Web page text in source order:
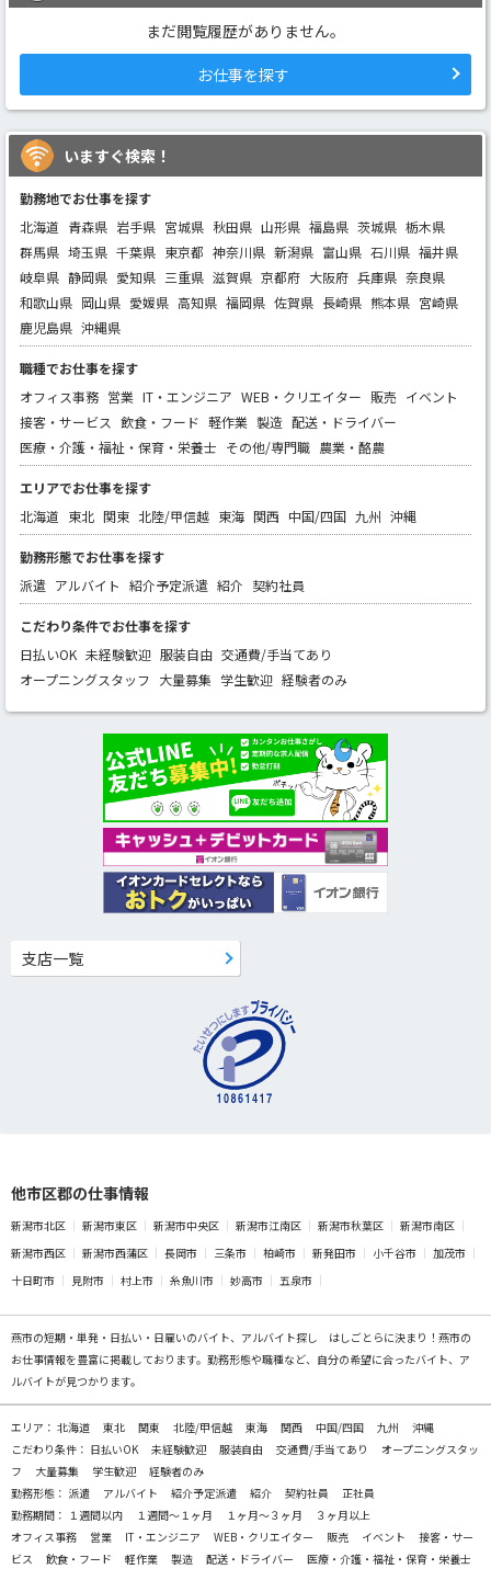
まだ閲覧履歴がありません。
お仕事を探す
いますぐ検索！
勤務地でお仕事を探す
北海道 青森県 岩手県 宮城県 秋田県 山形県 福島県 茨城県 栃木県
群馬県 埼玉県 千葉県 東京都 神奈川県 新潟県 富山県 石川県 福井県
岐阜県 静岡県 愛知県 三重県 滋賀県 京都府 大阪府 兵庫県 奈良県
和歌山県 岡山県 愛媛県 高知県 福岡県 佐賀県 長崎県 熊本県 宮崎県
鹿児島県 沖縄県
職種でお仕事を探す
オフィス事務 営業 IT・エンジニア WEB・クリエイター 販売 イベント
接客・サービス 飲食・フード 軽作業 製造 配送・ドライバー
医療・介護・福祉・保育・栄養士 その他/専門職 農業・酪農
エリアでお仕事を探す
北海道 東北 関東 北陸/甲信越 東海 関西 中国/四国 九州 沖縄
勤務形態でお仕事を探す
派遣 アルバイト 紹介予定派遣 紹介 契約社員
こだわり条件でお仕事を探す
日払いOK 未経験歓迎 服装自由 交通費/手当てあり
オープニングスタッフ 大量募集 学生歓迎 経験者のみ
支店一覧
他市区郡の仕事情報
新潟市北区 新潟市東区 新潟市中央区 新潟市江南区 新潟市秋葉区
新潟市南区
新潟市西区
新潟市西蒲区 長岡市 三条市 柏崎市 新発田市 小千谷市
加茂市
十日町市
見附市 村上市 糸魚川市 妙高市 五泉市
燕市の短期・単発・日払い・日雇いのバイト、アルバイト探し
はしごとらに決まり！燕市の
お仕事情報を豊富に掲載しております。勤務形態や職種など、自分の希望に合ったバイト、ア
ルバイトが見つかります。
エリア： 北海道 東北 関東 北陸/甲信越 東海 関西 中国/四国 九州
沖縄
こだわり条件： 日払いOK 未経験歓迎 服装自由 交通費/手当てあり
オープニングスタッ
フ
大量募集 学生歓迎
経験者のみ
勤務形態： 派遣 アルバイト 紹介予定派遣 紹介 契約社員
正社員
勤務期間： １週間以内 １週間～１ヶ月 １ヶ月～３ヶ月
３ヶ月以上
オフィス事務
営業 IT・エンジニア WEB・クリエイター 販売 イベント
接客・サー
ビス
飲食・フード 軽作業 製造 配送・ドライバー 医療・介護・福祉・保育・栄養士